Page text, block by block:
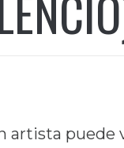
artista puede